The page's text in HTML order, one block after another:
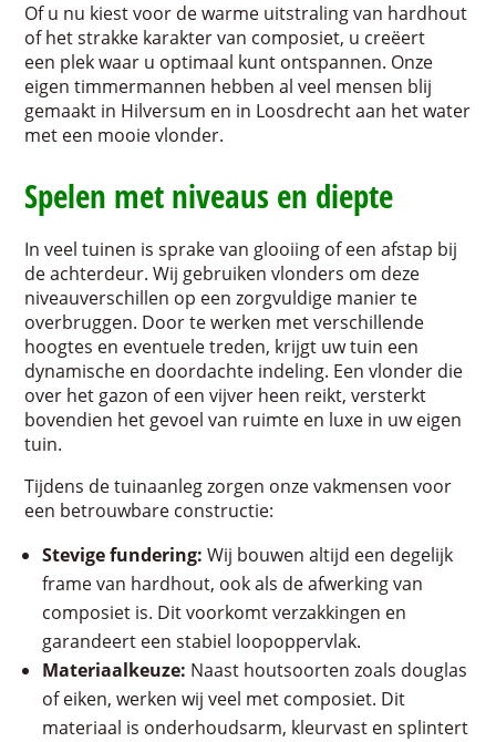
Of u nu kiest voor de warme uitstraling van hardhout
of het strakke karakter van composiet, u creëert
een plek waar u optimaal kunt ontspannen. Onze
eigen timmermannen hebben al veel mensen blij
gemaakt in Hilversum en in Loosdrecht aan het water
met een mooie vlonder.
Spelen met niveaus en diepte
In veel tuinen is sprake van glooiing of een afstap bij
de achterdeur. Wij gebruiken vlonders om deze
niveauverschillen op een zorgvuldige manier te
overbruggen. Door te werken met verschillende
hoogtes en eventuele treden, krijgt uw tuin een
dynamische en doordachte indeling. Een vlonder die
over het gazon of een vijver heen reikt, versterkt
bovendien het gevoel van ruimte en luxe in uw eigen
tuin.
Tijdens de tuinaanleg zorgen onze vakmensen voor
een betrouwbare constructie:
Stevige fundering:Wij bouwen altijd een degelijk
frame van hardhout, ook als de afwerking van
composiet is. Dit voorkomt verzakkingen en
garandeert een stabiel loopoppervlak.
Materiaalkeuze: Naast houtsoorten zoals douglas
of eiken, werken wij veel met composiet. Dit
materiaal is onderhoudsarm, kleurvast en splintert